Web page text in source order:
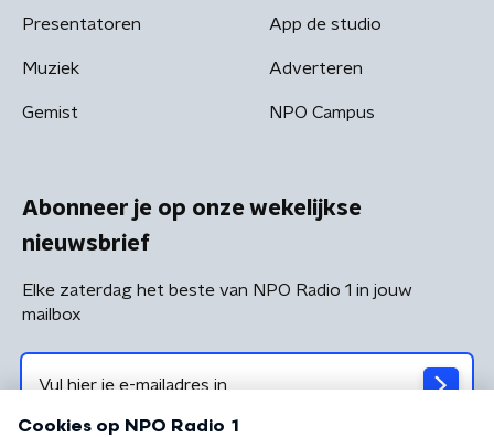
Presentatoren
Muziek
Gemist
App de studio
Adverteren
NPO Campus
Abonneer je op onze wekelijkse
nieuwsbrief
Elke zaterdag het beste van NPO Radio 1 in jouw
mailbox